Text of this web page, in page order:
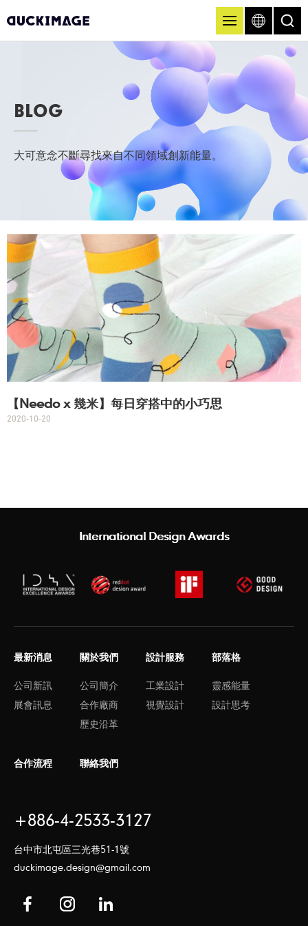
BLOG
大可意念不斷尋找來自不同領域創新能量。
【Needo x 幾米】每日穿搭中的小巧思
2020-10-20
International Design Awards
最新消息
公司新訊
展會訊息
關於我們
公司簡介
合作廠商
歷史沿革
設計服務
工業設計
視覺設計
部落格
靈感能量
設計思考
合作流程 聯絡我們
+886-4-2533-3127
台中市北屯區三光巷51-1號
duckimage.design@gmail.com